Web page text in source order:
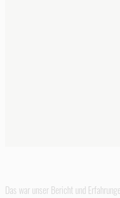
Das war unser Bericht und